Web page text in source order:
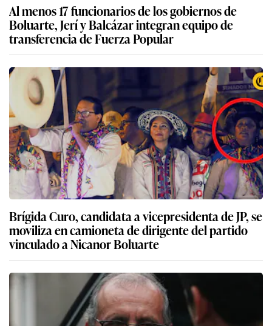
Al menos 17 funcionarios de los gobiernos de
Boluarte, Jerí y Balcázar integran equipo de
transferencia de Fuerza Popular
Brígida Curo, candidata a vicepresidenta de JP, se
moviliza en camioneta de dirigente del partido
vinculado a Nicanor Boluarte